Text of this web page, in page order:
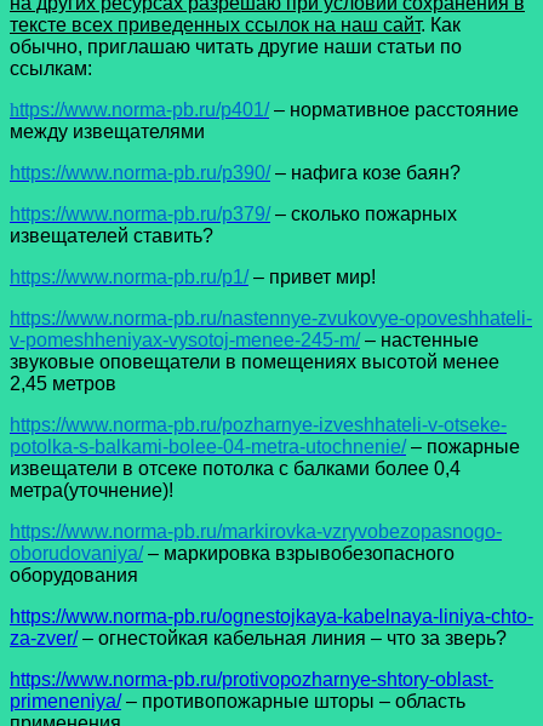
тексте всех приведенных ссылок на наш сайт. Как
обычно, приглашаю читать другие наши статьи по
ссылкам:
https://www.norma-pb.ru/p401/– нормативное расстояние
между извещателями
https://www.norma-pb.ru/p390/– нафига козе баян?
https://www.norma-pb.ru/p379/– сколько пожарных
извещателей ставить?
https://www.norma-pb.ru/p1/– привет мир!
https://www.norma-pb.ru/nastennye-zvukovye-opoveshhateli-
v-pomeshheniyax-vysotoj-menee-245-m/– настенные
звуковые оповещатели в помещениях высотой менее
2,45 метров
https://www.norma-pb.ru/pozharnye-izveshhateli-v-otseke-
potolka-s-balkami-bolee-04-metra-utochnenie/– пожарные
извещатели в отсеке потолка с балками более 0,4
метра(уточнение)!
https://www.norma-pb.ru/markirovka-vzryvobezopasnogo-
oborudovaniya/– маркировка взрывобезопасного
оборудования
https://www.norma-pb.ru/ognestojkaya-kabelnaya-liniya-chto-
za-zver/– огнестойкая кабельная линия – что за зверь?
https://www.norma-pb.ru/protivopozharnye-shtory-oblast-
primeneniya/– противопожарные шторы – область